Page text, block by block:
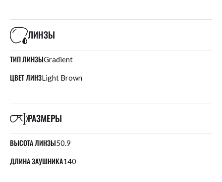
ЛИНЗЫ
ТИП ЛИНЗЫGradient
ЦВЕТ ЛИНЗLight Brown
РАЗМЕРЫ
ВЫСОТА ЛИНЗЫ50.9
ДЛИНА ЗАУШНИКА140